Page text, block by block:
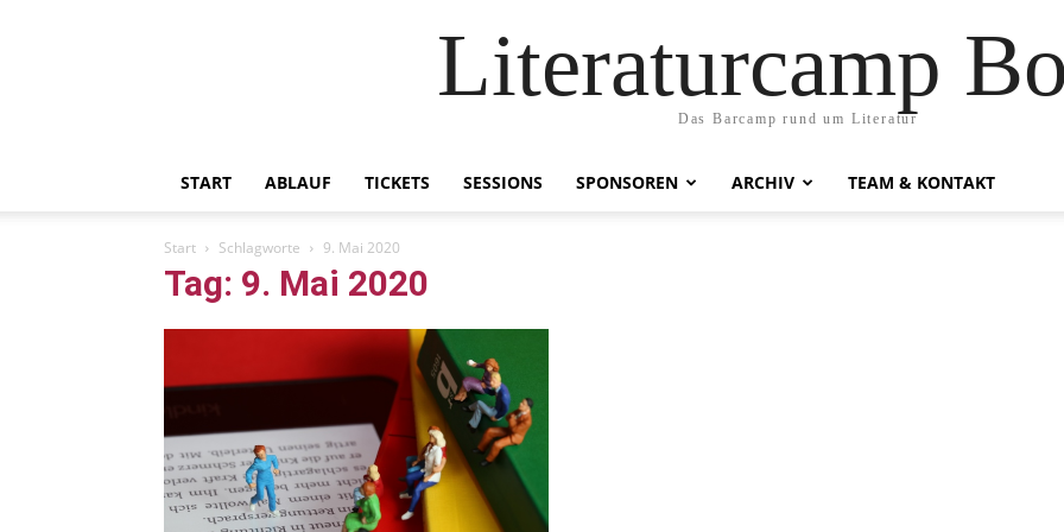
Literaturcamp
Das Barcamp rund um Literatur
START ABLAUF TICKETS SESSIONS SPONSOREN ARCHIV TEAM & KONTAKT
Start Schlagworte 9. Mai 2020
Tag: 9. Mai 2020